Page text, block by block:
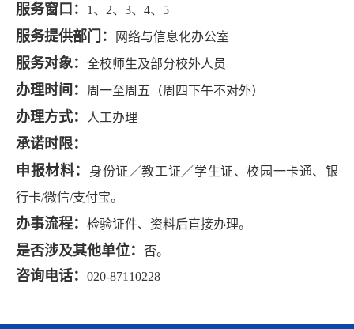
服务窗口： 1、2、3、4、5
服务提供部门： 网络与信息化办公室
服务对象： 全校师生及部分校外人员
办理时间： 周一至周五（周四下午不对外）
办理方式： 人工办理
承诺时限：
申报材料：
身份证／教工证／学生证、校园一卡通、银
行卡/微信/支付宝。
办事流程： 检验证件、资料后直接办理。
是否涉及其他单位： 否。
咨询电话： 020-87110228